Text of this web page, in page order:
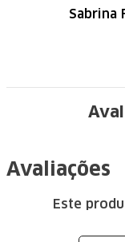
Sabrina
Avaliações
Este